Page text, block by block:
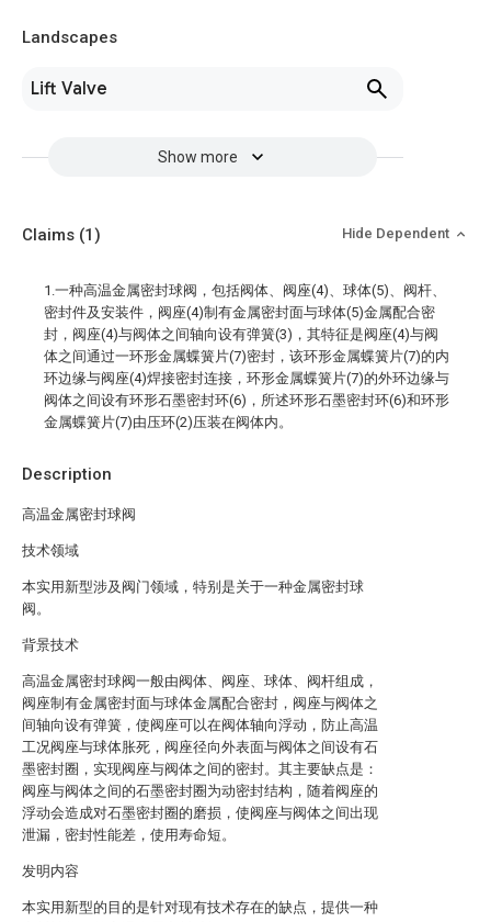
Landscapes
Lift Valve
Show more
Description
高温金属密封球阀
技术领域
本实用新型涉及阀门领域，特别是关于一种金属密封球
阀。
背景技术
高温金属密封球阀一般由阀体、阀座、球体、阀杆组成，
阀座制有金属密封面与球体金属配合密封，阀座与阀体之
间轴向设有弹簧，使阀座可以在阀体轴向浮动，防止高温
工况阀座与球体胀死，阀座径向外表面与阀体之间设有石
墨密封圈，实现阀座与阀体之间的密封。其主要缺点是：
阀座与阀体之间的石墨密封圈为动密封结构，随着阀座的
浮动会造成对石墨密封圈的磨损，使阀座与阀体之间出现
泄漏，密封性能差，使用寿命短。
发明内容
本实用新型的目的是针对现有技术存在的缺点，提供一种
Claims (1) Hide Dependent
1.一种高温金属密封球阀，包括阀体、阀座(4)、球体(5)、阀杆、
密封件及安装件，阀座(4)制有金属密封面与球体(5)金属配合密
封，阀座(4)与阀体之间轴向设有弹簧(3)，其特征是阀座(4)与阀
体之间通过一环形金属蝶簧片(7)密封，该环形金属蝶簧片(7)的内
环边缘与阀座(4)焊接密封连接，环形金属蝶簧片(7)的外环边缘与
阀体之间设有环形石墨密封环(6)，所述环形石墨密封环(6)和环形
金属蝶簧片(7)由压环(2)压装在阀体内。